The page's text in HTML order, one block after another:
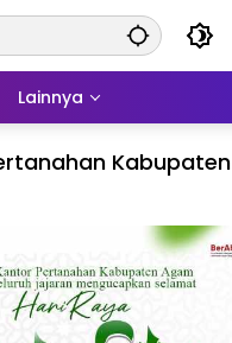
Lainnya
Kabupaten